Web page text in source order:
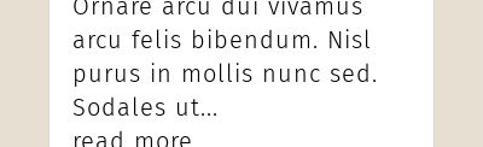
Ornare arcu dui vivamus
arcu felis bibendum. Nisl
purus in mollis nunc sed.
Sodales ut...